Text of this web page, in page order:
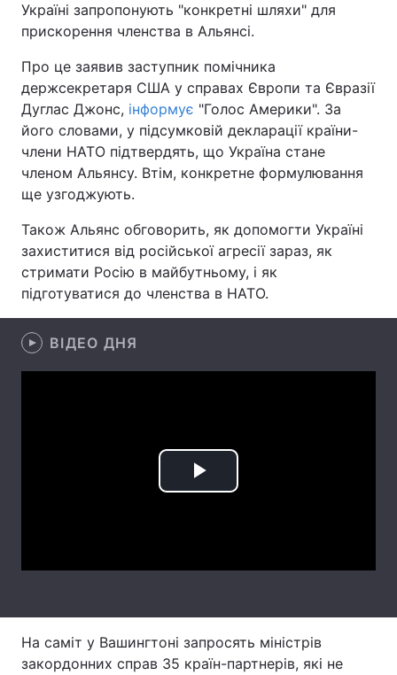
Економіка Світ
Спорт Наука
Техно і зв'язок Лайт
Зброя Інциденти
Здоров'я Туризм
Цікавинки
Екологія Регіони
Лонгріди
Відео з Youtube
Україні запропонують "конкретні шляхи" для
прискорення членства в Альянсі.
Про це заявив заступник помічника
держсекретаря США у справах Європи та Євразії
Дуглас Джонс, інформує "Голос Америки". За
його словами, у підсумковій декларації країни-
члени НАТО підтвердять, що Україна стане
членом Альянсу. Втім, конкретне формулювання
ще узгоджують.
Також Альянс обговорить, як допомогти Україні
захиститися від російської агресії зараз, як
стримати Росію в майбутньому, і як
підготуватися до членства в НАТО.
ВІДЕО ДНЯ
Play
На саміт у Вашингтоні запросять міністрів
закордонних справ 35 країн-партнерів, які не